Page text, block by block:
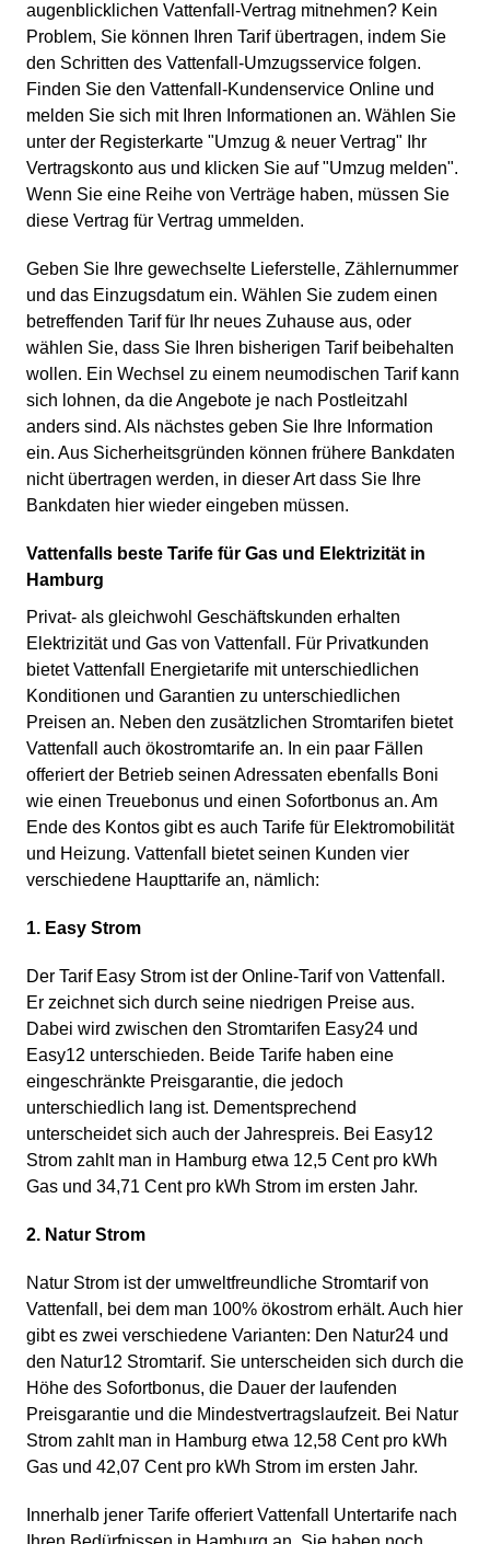
augenblicklichen Vattenfall-Vertrag mitnehmen? Kein
Problem, Sie können Ihren Tarif übertragen, indem Sie
den Schritten des Vattenfall-Umzugsservice folgen.
Finden Sie den Vattenfall-Kundenservice Online und
melden Sie sich mit Ihren Informationen an. Wählen Sie
unter der Registerkarte "Umzug & neuer Vertrag" Ihr
Vertragskonto aus und klicken Sie auf "Umzug melden".
Wenn Sie eine Reihe von Verträge haben, müssen Sie
diese Vertrag für Vertrag ummelden.
Geben Sie Ihre gewechselte Lieferstelle, Zählernummer
und das Einzugsdatum ein. Wählen Sie zudem einen
betreffenden Tarif für Ihr neues Zuhause aus, oder
wählen Sie, dass Sie Ihren bisherigen Tarif beibehalten
wollen. Ein Wechsel zu einem neumodischen Tarif kann
sich lohnen, da die Angebote je nach Postleitzahl
anders sind. Als nächstes geben Sie Ihre Information
ein. Aus Sicherheitsgründen können frühere Bankdaten
nicht übertragen werden, in dieser Art dass Sie Ihre
Bankdaten hier wieder eingeben müssen.
Vattenfalls beste Tarife für Gas und Elektrizität in
Hamburg
Privat- als gleichwohl Geschäftskunden erhalten
Elektrizität und Gas von Vattenfall. Für Privatkunden
bietet Vattenfall Energietarife mit unterschiedlichen
Konditionen und Garantien zu unterschiedlichen
Preisen an. Neben den zusätzlichen Stromtarifen bietet
Vattenfall auch ökostromtarife an. In ein paar Fällen
offeriert der Betrieb seinen Adressaten ebenfalls Boni
wie einen Treuebonus und einen Sofortbonus an. Am
Ende des Kontos gibt es auch Tarife für Elektromobilität
und Heizung. Vattenfall bietet seinen Kunden vier
verschiedene Haupttarife an, nämlich:
1. Easy Strom
Der Tarif Easy Strom ist der Online-Tarif von Vattenfall.
Er zeichnet sich durch seine niedrigen Preise aus.
Dabei wird zwischen den Stromtarifen Easy24 und
Easy12 unterschieden. Beide Tarife haben eine
eingeschränkte Preisgarantie, die jedoch
unterschiedlich lang ist. Dementsprechend
unterscheidet sich auch der Jahrespreis. Bei Easy12
Strom zahlt man in Hamburg etwa 12,5 Cent pro kWh
Gas und 34,71 Cent pro kWh Strom im ersten Jahr.
2. Natur Strom
Natur Strom ist der umweltfreundliche Stromtarif von
Vattenfall, bei dem man 100% ökostrom erhält. Auch hier
gibt es zwei verschiedene Varianten: Den Natur24 und
den Natur12 Stromtarif. Sie unterscheiden sich durch die
Höhe des Sofortbonus, die Dauer der laufenden
Preisgarantie und die Mindestvertragslaufzeit. Bei Natur
Strom zahlt man in Hamburg etwa 12,58 Cent pro kWh
Gas und 42,07 Cent pro kWh Strom im ersten Jahr.
Innerhalb jener Tarife offeriert Vattenfall Untertarife nach